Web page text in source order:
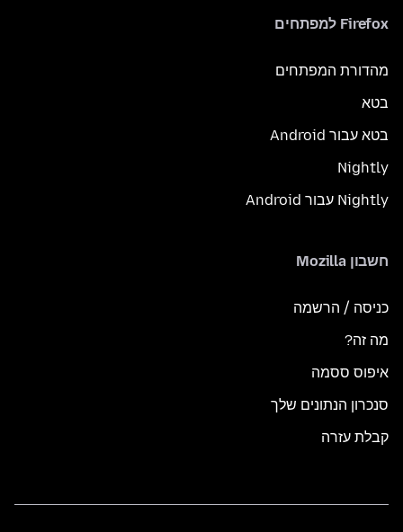
Firefox למפתחים
מהדורת המפתחים
בטא
בטא עבור Android
Nightly
Nightly עבור Android
חשבון Mozilla
כניסה / הרשמה
מה זה?
איפוס ססמה
סנכרון הנתונים שלך
קבלת עזרה